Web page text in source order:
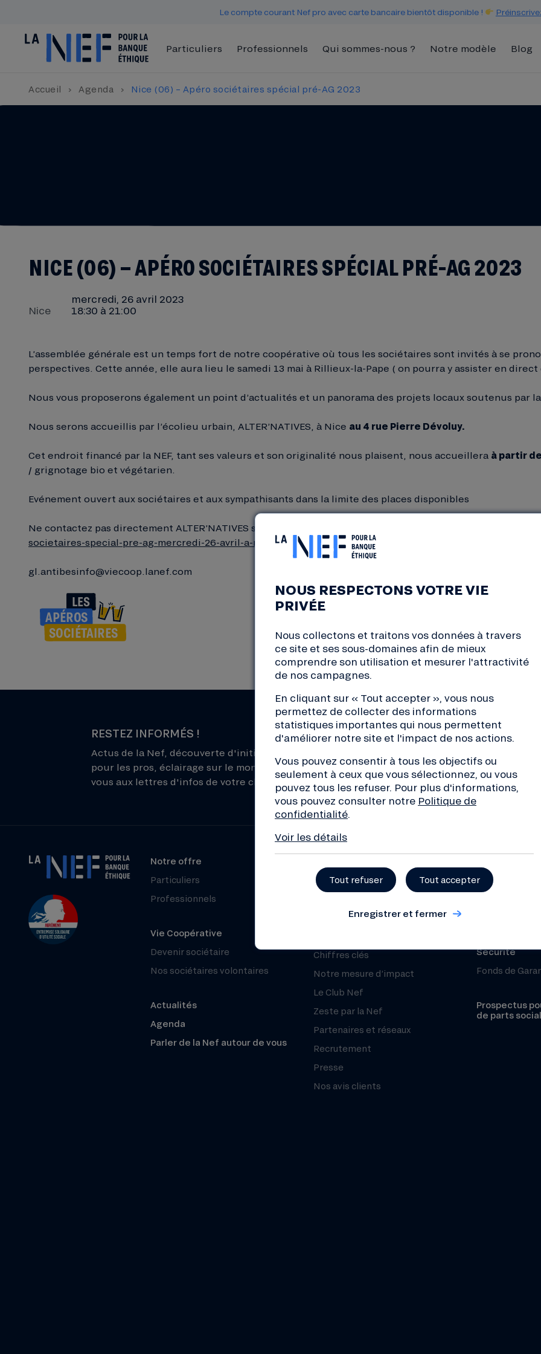
Le compte courant Nef pro avec carte bancaire bientôt disponible !
Particuliers Professionnels Qui sommes-nous ? Notre modèle Blog
Accueil › Agenda › Nice (06) – Apéro sociétaires spécial pré-AG 2023
NICE (06) – APÉRO SOCIÉTAIRES SPÉCIAL PRÉ-AG 2023
Nice
mercredi, 26 avril 2023
18:30 à 21:00
L’assemblée générale est un temps fort de notre coopérative où tous les sociétaires sont invités à se
perspectives. Cette année, elle aura lieu le samedi 13 mai à Rillieux-la-Pape ( on pourra y assister en
Nous vous proposerons également un point d’actualités et un panorama des projets locaux soutenus par la
Nous serons accueillis par l’écolieu urbain, ALTER’NATIVES, à Nice au 4 rue Pierre Dévoluy.
Cet endroit financé par la NEF, tant ses valeurs et son originalité nous plaisent, nous accueillera à partir de
/ grignotage bio et végétarien.
Evénement ouvert aux sociétaires et aux sympathisants dans la limite des places disponibles
Ne contactez pas directement ALTER’NATIVES s’il vous plaît pour cette soirée mais utiliser ce formulaire
societaires-special-pre-ag-mercredi-26-avril-a-nice-1680897128
gl.antibesinfo@viecoop.lanef.com
RESTEZ INFORMÉS !
Actus de la Nef, découverte d'initiatives de la transition, conseils
pour les pros, éclairage sur le monde de la finance... Inscrivez-
vous aux lettres d'infos de votre choix !
Notre offre
Particuliers
Professionnels
Vie Coopérative
Devenir sociétaire
Nos sociétaires volontaires
Actualités
Agenda
Parler de la Nef autour de vous
Qui sommes-nous ?
Organisation et équipe
Chiffres clés
Notre mesure d’impact
Le Club Nef
Zeste par la Nef
Partenaires et réseaux
Recrutement
Presse
Nos avis clients
Nous contacter
Centre d’aide
Sécurité
Fonds de
Prospectus
de parts
NOUS RESPECTONS VOTRE VIE
PRIVÉE
Nous collectons et traitons vos données à travers
ce site et ses sous-domaines afin de mieux
comprendre son utilisation et mesurer l'attractivité
de nos campagnes.
En cliquant sur « Tout accepter », vous nous
permettez de collecter des informations
statistiques importantes qui nous permettent
d'améliorer notre site et l'impact de nos actions.
Vous pouvez consentir à tous les objectifs ou
seulement à ceux que vous sélectionnez, ou vous
pouvez tous les refuser. Pour plus d'informations,
vous pouvez consulter notre Politique de
confidentialité
Voir les détails
Tout refuser Tout accepter
Enregistrer et fermer